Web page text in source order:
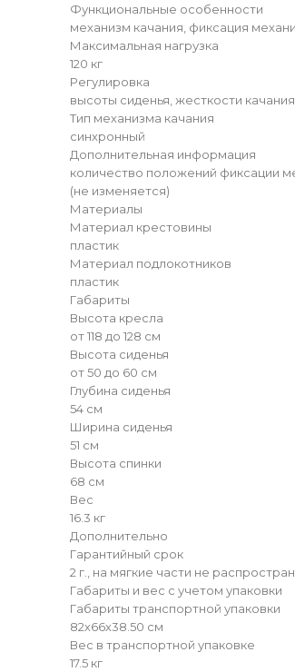
Функциональные особенности
механизм качания, фиксация
Максимальная нагрузка
120 кг
Регулировка
высоты сиденья, жесткости качания
Тип механизма качания
синхронный
Дополнительная информация
количество положений фиксации
(не изменяется)
Материалы
Материал крестовины
пластик
Материал подлокотников
пластик
Габариты
Высота кресла
от 118 до 128 см
Высота сиденья
от 50 до 60 см
Глубина сиденья
54 см
Ширина сиденья
51 см
Высота спинки
68 см
Вес
16.3 кг
Дополнительно
Гарантийный срок
2 г., на мягкие части не
Габариты и вес с учетом упаковки
Габариты транспортной упаковки
82х66х38.50 см
Вес в транспортной упаковке
17.5 кг